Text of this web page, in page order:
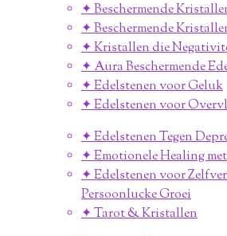
✦ Beschermende
✦ Beschermende
✦ Kristallen die
✦ Aura Beschermende
✦ Edelstenen voor Geluk
✦ Edelstenen voor
✦ Edelstenen Tegen
✦ Emotionele Healing
✦ Edelstenen voor
Persoonlucke Groei
✦ Tarot & Kristallen